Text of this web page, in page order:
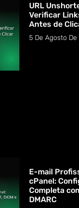
URL
Verificar
Antes de
5 De Agosto
E-mail
cPanel:
Completa
DMARC